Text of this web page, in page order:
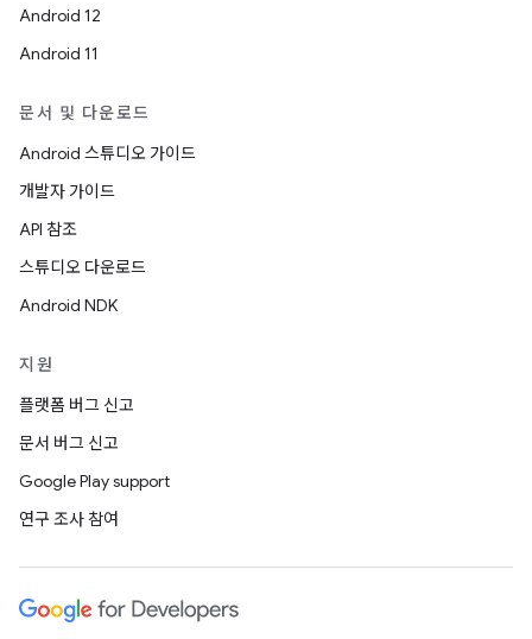
Android 12
Android 11
문서 및 다운로드
Android 스튜디오 가이드
개발자 가이드
API 참조
스튜디오 다운로드
Android NDK
지원
플랫폼 버그 신고
문서 버그 신고
Google Play support
연구 조사 참여